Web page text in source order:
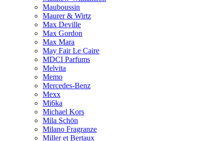
Mauboussin
Maurer & Wirtz
Max Deville
Max Gordon
Max Mara
May Fair Le Caire
MDCI Parfums
Melvita
Memo
Mercedes-Benz
Mexx
Mi6ka
Michael Kors
Mila Schön
Milano Fragranze
Miller et Bertaux